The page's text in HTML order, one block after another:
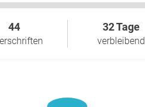
44 32 Tage
verbleibend